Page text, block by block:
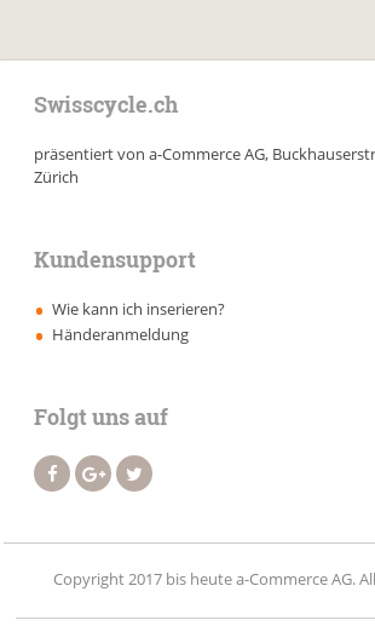
Swisscycle.ch
präsentiert von a-Commerce AG,
Zürich
Kundensupport
Wie kann ich inserieren?
Händeranmeldung
Folgt uns auf
Copyright 2017 bis heute a-Commerce AG.